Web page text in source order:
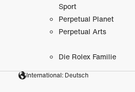
Sport
Perpetual Planet
Perpetual Arts
Die Rolex Familie
International: Deutsch